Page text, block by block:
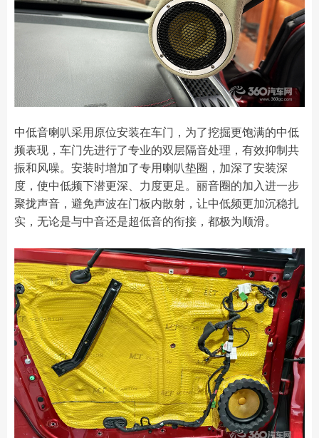
中低音喇叭采用原位安装在车门，为了挖掘更饱满的中低
频表现，车门先进行了专业的双层隔音处理，有效抑制共
振和风噪。安装时增加了专用喇叭垫圈，加深了安装深
度，使中低频下潜更深、力度更足。丽音圈的加入进一步
聚拢声音，避免声波在门板内散射，让中低频更加沉稳扎
实，无论是与中音还是超低音的衔接，都极为顺滑。